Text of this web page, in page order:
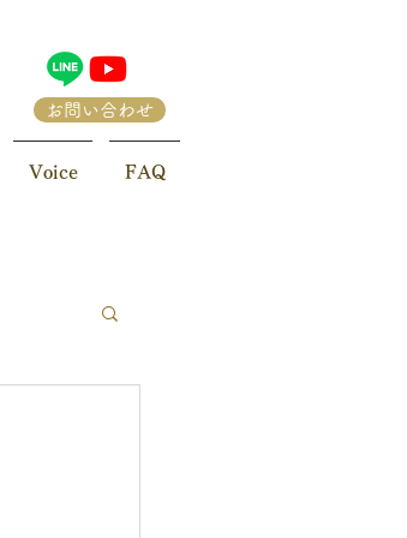
お問い合わせ
Voice FAQ